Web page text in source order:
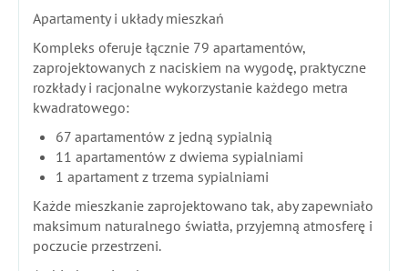
Apartamenty i układy mieszkań
Kompleks oferuje łącznie 79 apartamentów,
zaprojektowanych z naciskiem na wygodę, praktyczne
rozkłady i racjonalne wykorzystanie każdego metra
kwadratowego:
67 apartamentów z jedną sypialnią
11 apartamentów z dwiema sypialniami
1 apartament z trzema sypialniami
Każde mieszkanie zaprojektowano tak, aby zapewniało
maksimum naturalnego światła, przyjemną atmosferę i
poczucie przestrzeni.